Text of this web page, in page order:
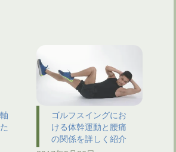
ゴルフスイングにお
ける体幹運動と腰痛
の関係を詳しく紹介